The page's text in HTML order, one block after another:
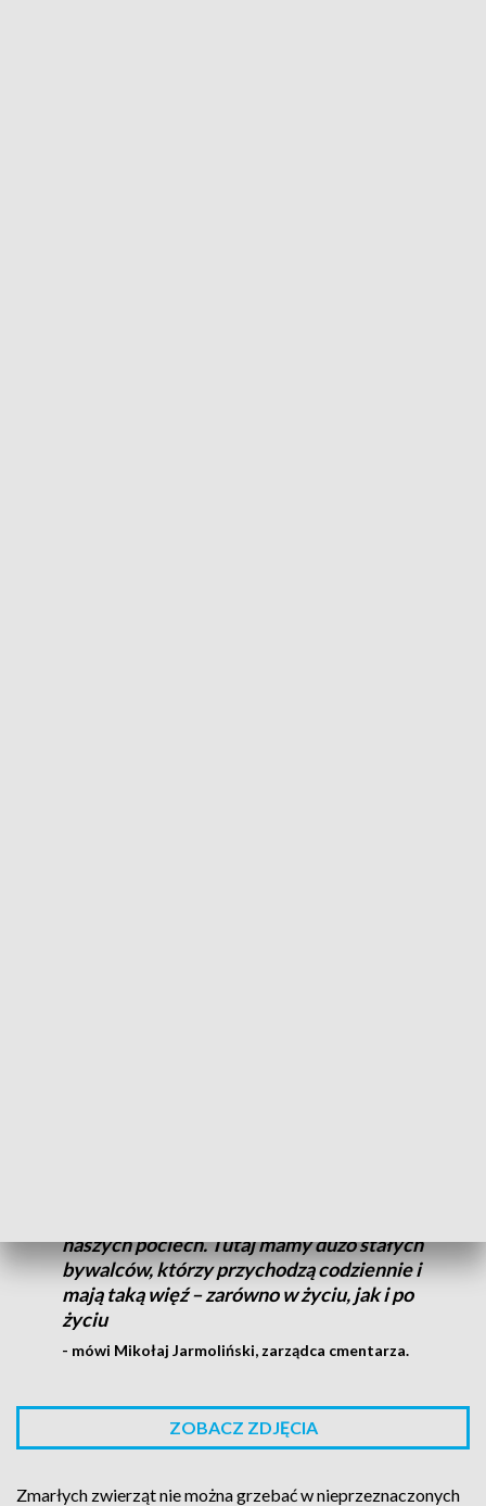
naszych pociech. Tutaj mamy dużo stałych
bywalców, którzy przychodzą codziennie i
mają taką więź – zarówno w życiu, jak i po
życiu
- mówi Mikołaj Jarmoliński, zarządca cmentarza.
ZOBACZ ZDJĘCIA
Zmarłych zwierząt nie można grzebać w nieprzeznaczonych